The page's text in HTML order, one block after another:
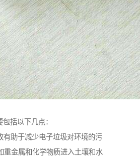
括以下几点：
有助于减少电子垃圾对环境的污
重金属和化学物质进入土壤和水